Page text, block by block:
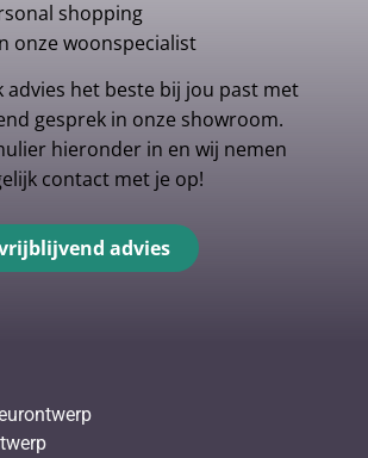
shopping
onze woonspecialist
advies het beste bij jou past met
gesprek in onze showroom.
hieronder in en wij nemen
contact met je op!
advies